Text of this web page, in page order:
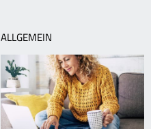
ALLGEMEIN